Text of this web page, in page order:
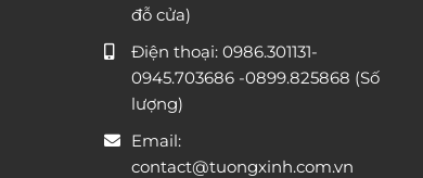
đỗ cửa)
Điện thoại: 0986.301131-
0945.703686 -0899.825868 (Số
lượng)
Email:
contact@tuongxinh.com.vn